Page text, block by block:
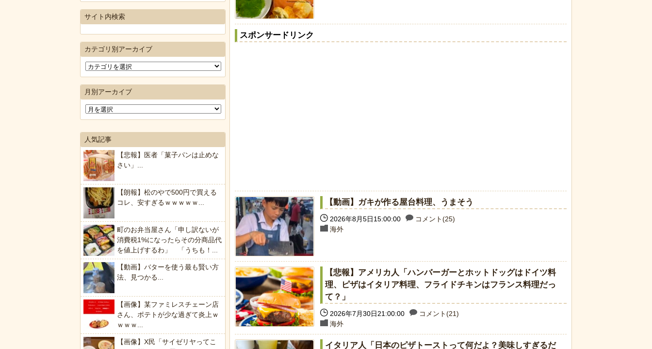
スポンサードリンク
【動画】ガキが作る屋台料理、うまそう
2026年8月5日15:00:00
コメント(25)
海外
【悲報】アメリカ人「ハンバーガーとホットドッグはドイツ料
理、ピザはイタリア料理、フライドチキンはフランス料理だっ
て？」
2026年7月30日21:00:00
コメント(21)
海外
イタリア人「日本のピザトーストって何だよ？美味しすぎるだ
サイト内検索
カテゴリ別アーカイブ
月別アーカイブ
人気記事
【悲報】医者「菓子パンは止めな
さい」...
【朗報】松のやで500円で買える
コレ、安すぎるｗｗｗｗｗ...
町のお弁当屋さん「申し訳ないが
消費税1%になったらその分商品代
を値上げするわ」 「うちも！...
【動画】バターを使う最も賢い方
法、見つかる...
【画像】某ファミレスチェーン店
さん、ポテトが少な過ぎて炎上ｗ
ｗｗｗ...
【画像】X民「サイゼリヤってこ